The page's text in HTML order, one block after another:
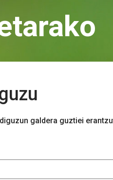
galdera guztiei